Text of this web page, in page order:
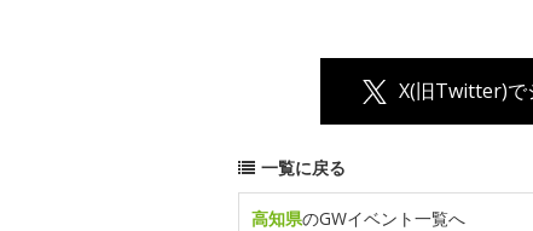
X(旧Twitter)で
一覧に戻る
高知県のGWイベント一覧へ